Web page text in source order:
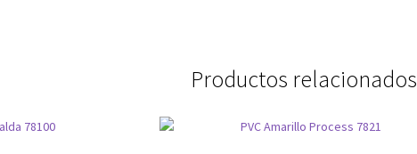
Productos relacionados